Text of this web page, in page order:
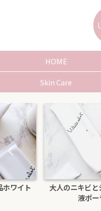
HOME
Skin Care
っぱり乳
polaホワイトシ